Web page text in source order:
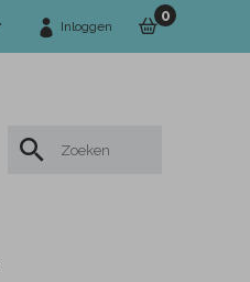
Inloggen
0